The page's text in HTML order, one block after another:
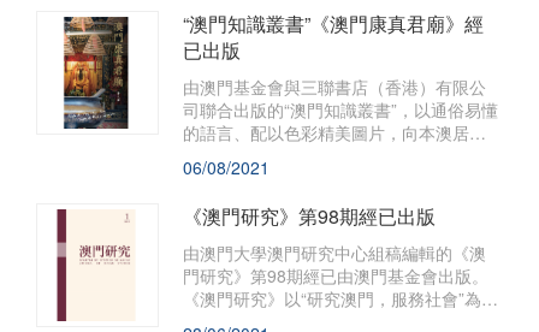
“澳門知識叢書”《澳門康真君廟》經
已出版
由澳門基金會與三聯書店（香港）有限公
司聯合出版的“澳門知識叢書”，以通俗易懂
的語言、配以色彩精美圖片，向本澳居
民、青年學生和旅客宣傳推介澳門具價值
的本土文化知識。“澳門知識叢書”新著、由
黃文輝撰寫的《澳門康真君廟》經已出
版，於港澳地區同時發行。
06/08/2021
《澳門研究》第98期經已出版
由澳門大學澳門研究中心組稿編輯的《澳
門研究》第98期經已由澳門基金會出版。
《澳門研究》以“研究澳門，服務社會”為宗
旨，透過選編、刊登海內外人文社會科學